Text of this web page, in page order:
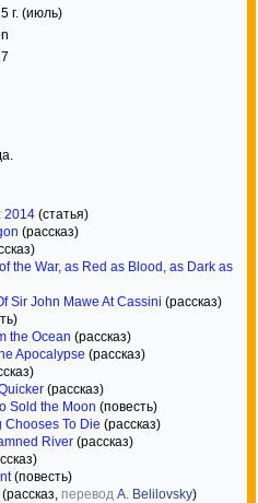
г. (июль)
2014 (статья)
(рассказ)
the War, as Red as Blood, as Dark as
Sir John Mawe At Cassini (рассказ)
the Ocean (рассказ)
Apocalypse (рассказ)
(рассказ)
Sold the Moon (повесть)
To Die (рассказ)
River (рассказ)
(повесть)
(рассказ, перевод A. Belilovsky)